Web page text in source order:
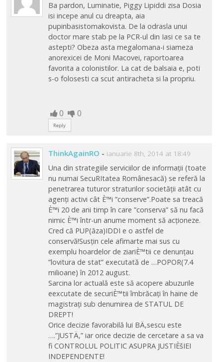
Ba pardon, Luminatie, Piggy Lipiddi zisa Dosia
isi incepe anul cu dreapta, aia
pupinbasistomakovista. De la odrasla unui
doctor mare stab pe la PCR-ul din Iasi ce sa te
astepti? Obeza asta megalomana-i siameza
anorexicei de Moni Macovei, raportoarea
favorita a colonistilor. La cat de balsaia e, poti
s-o folosesti ca scut antiracheta si la propriu.
0 0
Reply
ThinkAgainRO - ianuarie 8th, 2014 at 18:49
Una din strategiile serviciilor de informații (toate
nu numai SecuRItatea Românesacă) se referă la
penetrarea tuturor straturilor societății atât cu
agenți activi cât È™i ”conserve”.Poate sa treacă
È™i 20 de ani timp în care ”conserva” să nu facă
nimic È™i într-un anume moment să acționeze.
Cred că PUP(ăza)IDDI e o astfel de
conservă!Susțin cele afimarte mai sus cu
exemplu hoardelor de ziariÈ™tii ce denunțau
”lovitura de stat” executată de …POPOR(7.4
milioane) în 2012 august.
Sarcina lor actuală este să acopere abuzurile
eexcutate de securiÈ™tii îmbrăcați în haine de
magistrați sub denumirea de STATUL DE
DREPT!
Orice decizie favorabilă lui BÄ‚sescu este
….”JUSTÄ‚” iar orice decizie de cercetare a sa va
fi CONTROLUL POLITIC ASUPRA JUSTIÈšIEI
INDEPENDENTE!